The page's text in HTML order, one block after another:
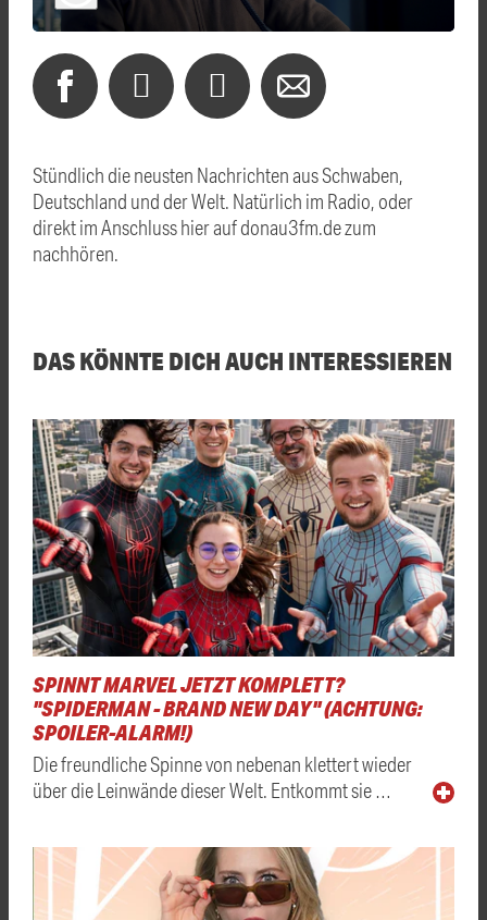
Stündlich die neusten Nachrichten aus Schwaben,
Deutschland und der Welt. Natürlich im Radio, oder
direkt im Anschluss hier auf donau3fm.de zum
nachhören.
DAS KÖNNTE DICH AUCH INTERESSIEREN
SPINNT MARVEL JETZT KOMPLETT?
"SPIDERMAN - BRAND NEW DAY" (ACHTUNG:
SPOILER-ALARM!)
Die freundliche Spinne von nebenan klettert wieder
über die Leinwände dieser Welt. Entkommt sie …